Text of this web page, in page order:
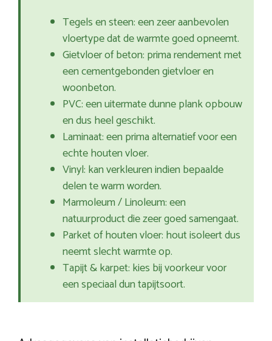
Tegels en steen: een zeer aanbevolen
vloertype dat de warmte goed opneemt.
Gietvloer of beton: prima rendement met
een cementgebonden gietvloer en
woonbeton.
PVC: een uitermate dunne plank opbouw
en dus heel geschikt.
Laminaat: een prima alternatief voor een
echte houten vloer.
Vinyl: kan verkleuren indien bepaalde
delen te warm worden.
Marmoleum / Linoleum: een
natuurproduct die zeer goed samengaat.
Parket of houten vloer: hout isoleert dus
neemt slecht warmte op.
Tapijt & karpet: kies bij voorkeur voor
een speciaal dun tapijtsoort.